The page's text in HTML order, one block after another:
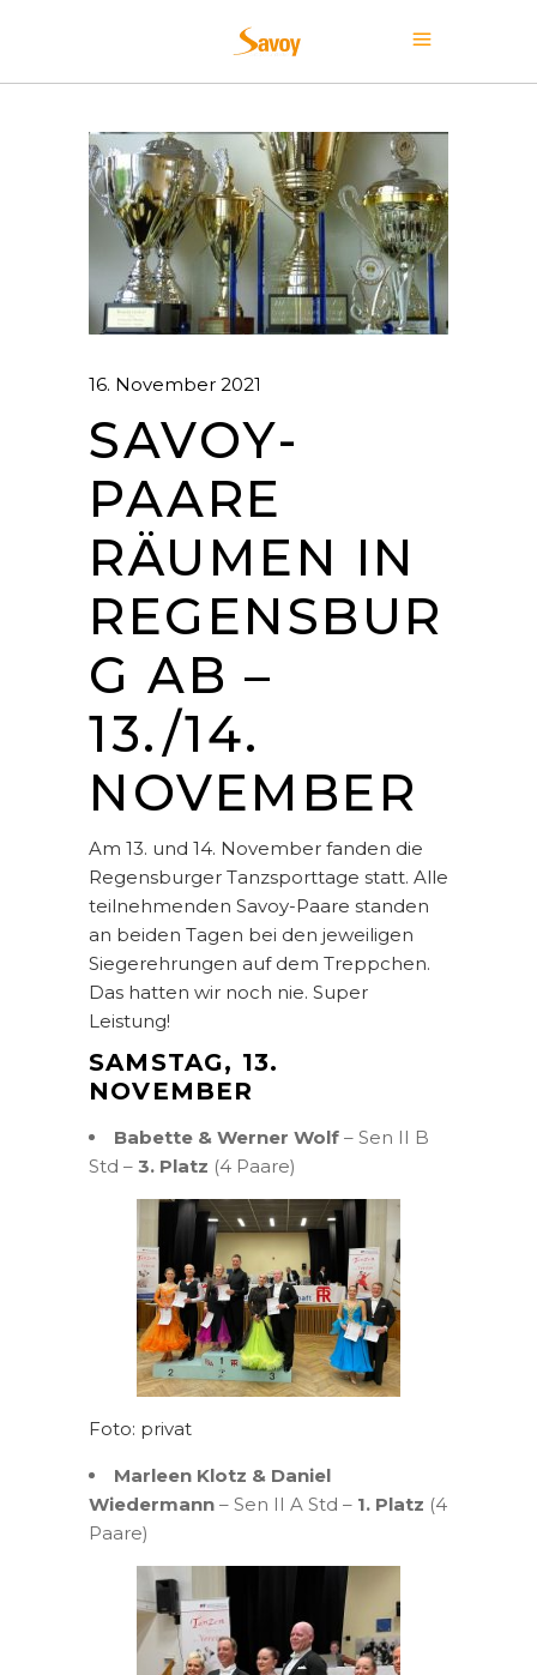
16. November 2021
SAVOY-
PAARE
RÄUMEN IN
REGENSBUR
G AB –
13./14.
NOVEMBER
Am 13. und 14. November fanden die
Regensburger Tanzsporttage statt. Alle
teilnehmenden Savoy-Paare standen
an beiden Tagen bei den jeweiligen
Siegerehrungen auf dem Treppchen.
Das hatten wir noch nie. Super
Leistung!
SAMSTAG, 13.
NOVEMBER
Babette & Werner Wolf – Sen II B
Std – 3. Platz (4 Paare)
Foto: privat
Marleen Klotz & Daniel
Wiedermann – Sen II A Std – 1. Platz (4
Paare)